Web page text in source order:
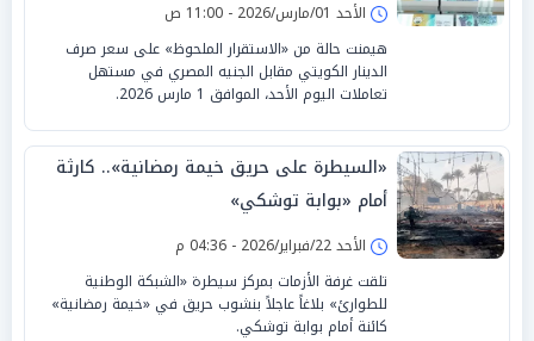
الأحد 01/مارس/2026 - 11:00 ص
هيمنت حالة من «الاستقرار الملحوظ» على سعر صرف
الدينار الكويتي مقابل الجنيه المصري في مستهل
تعاملات اليوم الأحد، الموافق 1 مارس 2026.
«السيطرة على حريق خيمة رمضانية».. كارثة
أمام «بوابة توشكي»
الأحد 22/فبراير/2026 - 04:36 م
تلقت غرفة الأزمات بمركز سيطرة «الشبكة الوطنية
للطوارئ» بلاغاً عاجلاً بنشوب حريق في «خيمة رمضانية»
كائنة أمام بوابة توشكي.